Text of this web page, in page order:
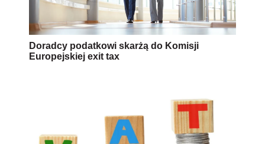
Doradcy podatkowi skarżą do Komisji
Europejskiej exit tax